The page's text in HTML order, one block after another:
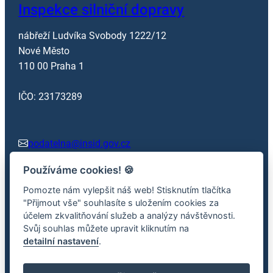
Inspekce silniční dopravy
nábřeží Ludvíka Svobody 1222/12
Nové Město
110 00 Praha 1
IČO: 23173289
podatelna@insid.gov.cz
+420 602 362 413
Facebook x.com
Používáme cookies! 🍪
Pomozte nám vylepšit náš web! Stisknutím tlačítka
"Přijmout vše" souhlasíte s uložením cookies za
účelem zkvalitňování služeb a analýzy návštěvnosti.
Svůj souhlas můžete upravit kliknutím na
detailní nastavení.